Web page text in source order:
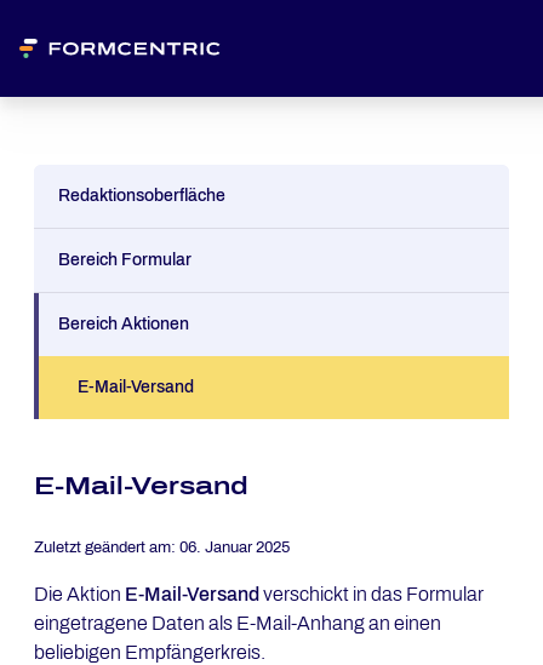
Redaktionsoberfläche
Bereich Formular
Bereich Aktionen
E-Mail-Versand
E-Mail-Versand
Zuletzt geändert am: 06. Januar 2025
Die Aktion E-Mail-Versand verschickt in das Formular
eingetragene Daten als E-Mail-Anhang an einen
beliebigen Empfängerkreis.